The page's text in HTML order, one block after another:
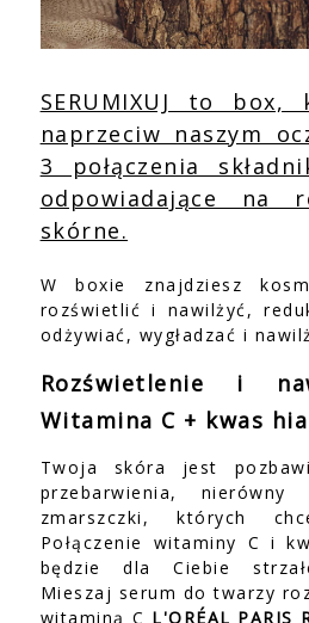
SERUMIXUJ to box,
naprzeciw naszym
3 połączenia
odpowiadające na
skórne.
W boxie znajdziesz
rozświetlić i nawilżyć,
odżywiać, wygładzać i
Rozświetlenie i
Witamina C + kwas
Twoja skóra jest
przebarwienia,
zmarszczki, których
Połączenie witaminy C i
będzie dla Ciebie
Mieszaj serum do twarzy
witaminą C L'ORÉAL